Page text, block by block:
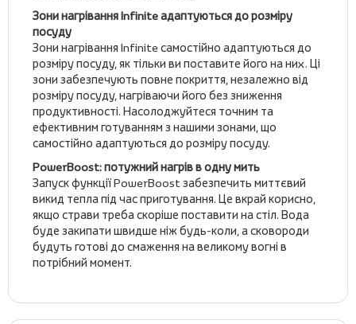
Зони нагрівання Infinite адаптуються до розміру
посуду
Зони нагрівання Infinite самостійно адаптуються до
розміру посуду, як тільки ви поставите його на них. Ці
зони забезпечують повне покриття, незалежно від
розміру посуду, нагріваючи його без зниження
продуктивності. Насолоджуйтеся точним та
ефективним готуванням з нашими зонами, що
самостійно адаптуються до розміру посуду.
PowerBoost: потужний нагрів в одну мить
Запуск функції PowerBoost забезпечить миттєвий
викид тепла під час приготування. Це вкрай корисно,
якщо страви треба скоріше поставити на стіл. Вода
буде закипати швидше ніж будь-коли, а сковороди
будуть готові до смаження на великому вогні в
потрібний момент.